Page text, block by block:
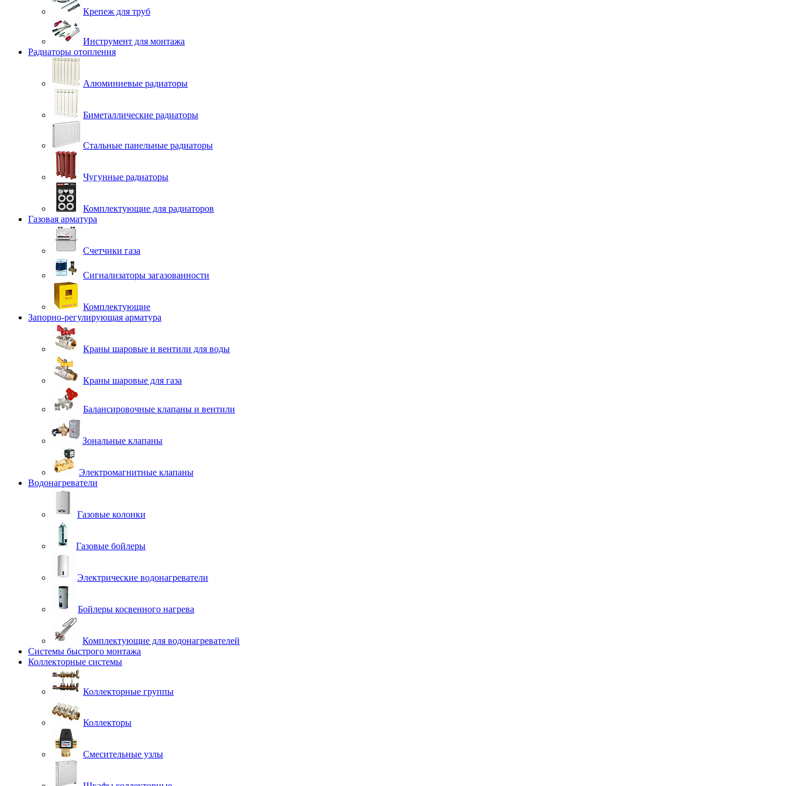
Крепеж для труб
Инструмент для монтажа
Радиаторы отопления
Алюминиевые радиаторы
Биметаллические радиаторы
Стальные панельные радиаторы
Чугунные радиаторы
Комплектующие для радиаторов
Газовая арматура
Счетчики газа
Сигнализаторы загазованности
Комплектующие
Запорно-регулирующая арматура
Краны шаровые и вентили для воды
Краны шаровые для газа
Балансировочные клапаны и вентили
Зональные клапаны
Электромагнитные клапаны
Водонагреватели
Газовые колонки
Газовые бойлеры
Электрические водонагреватели
Бойлеры косвенного нагрева
Комплектующие для водонагревателей
Системы быстрого монтажа
Коллекторные системы
Коллекторные группы
Коллекторы
Смесительные узлы